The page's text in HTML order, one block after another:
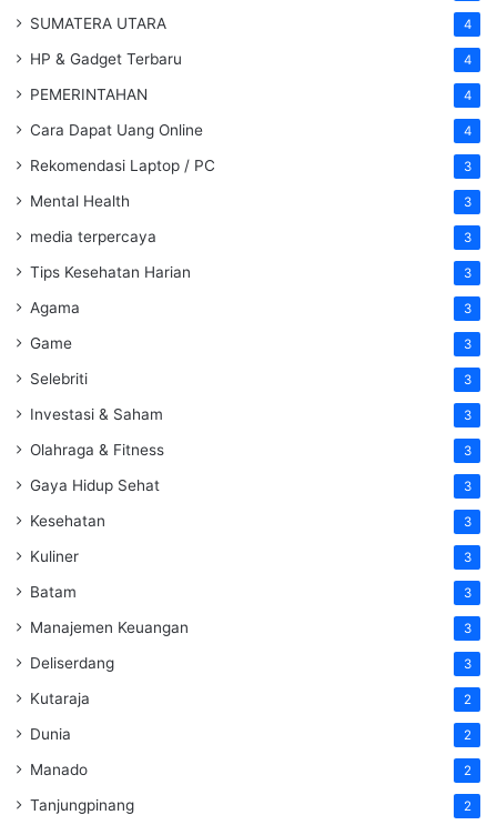
SUMATERA UTARA 4
HP & Gadget Terbaru 4
PEMERINTAHAN 4
Cara Dapat Uang Online 4
Rekomendasi Laptop / PC 3
Mental Health 3
media terpercaya 3
Tips Kesehatan Harian 3
Agama 3
Game 3
Selebriti 3
Investasi & Saham 3
Olahraga & Fitness 3
Gaya Hidup Sehat 3
Kesehatan 3
Kuliner 3
Batam 3
Manajemen Keuangan 3
Deliserdang 3
Kutaraja 2
Dunia 2
Manado 2
Tanjungpinang 2